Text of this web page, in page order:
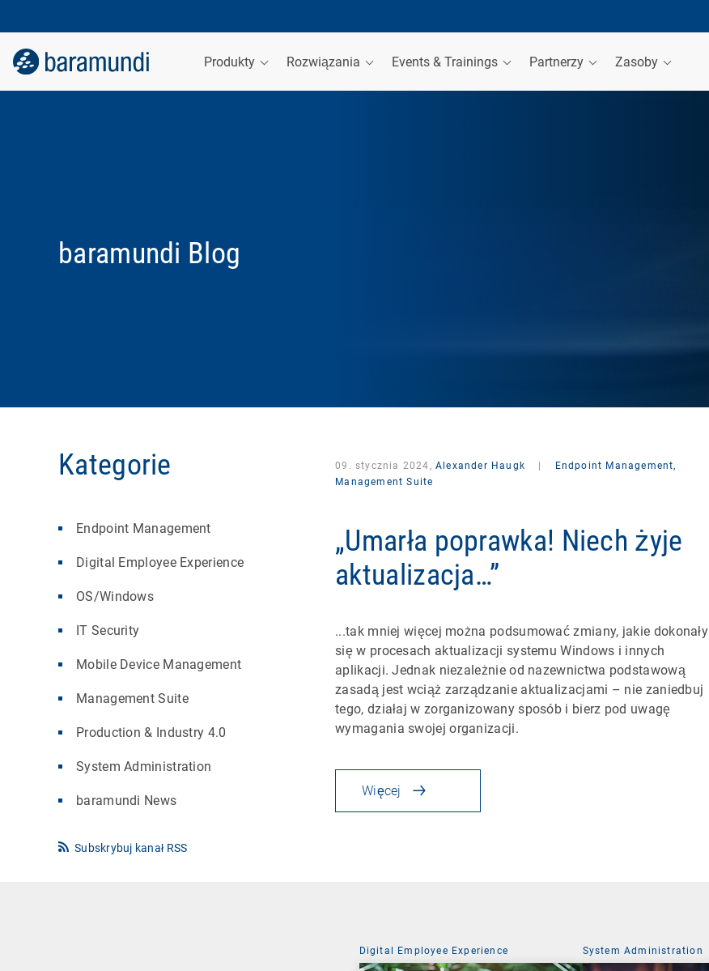
Produkty Rozwiązania Events & Trainings Partnerzy Zasoby
baramundi Blog
Kategorie
Endpoint Management
Digital Employee Experience
OS/Windows
IT Security
Mobile Device Management
Management Suite
Production & Industry 4.0
System Administration
baramundi News
Subskrybuj kanał RSS
09. stycznia 2024, Alexander Haugk
Endpoint Management,
Management Suite
„Umarła poprawka! Niech żyje
aktualizacja…”
...tak mniej więcej można podsumować zmiany, jakie dokonały
się w procesach aktualizacji systemu Windows i innych
aplikacji. Jednak niezależnie od nazewnictwa podstawową
zasadą jest wciąż zarządzanie aktualizacjami – nie zaniedbuj
tego, działaj w zorganizowany sposób i bierz pod uwagę
wymagania swojej organizacji.
Więcej
Digital Employee Experience System Administration